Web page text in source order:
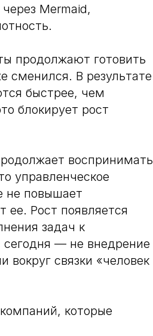
Mermaid,
продолжают готовить
сменился. В результате
быстрее, чем
блокирует рост
воспринимать
управленческое
не повышает
ее. Рост появляется
задач к
— не внедрение
связки «человек
которые